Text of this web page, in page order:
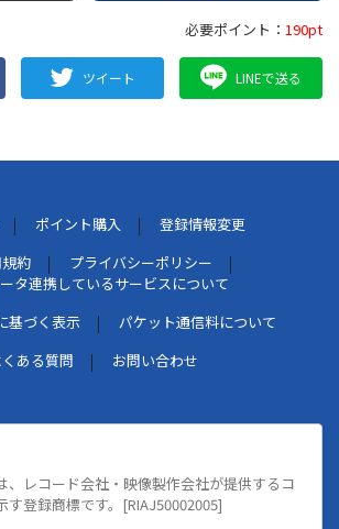
必要ポイント： 190pt
ツイート LINEで送る
ポイント購入
登録情報変更
約
プライバシーポリシー
タ連携しているサービスについて
基づく表示
パケット通信料について
くある質問
お問い合わせ
、レコード会社・映像製作会社が提供するコ
す登録商標です。[RIAJ50002005]